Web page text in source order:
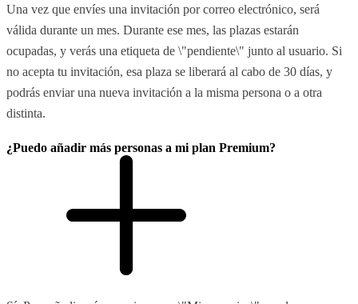
Una vez que envíes una invitación por correo electrónico, será
válida durante un mes. Durante ese mes, las plazas estarán
ocupadas, y verás una etiqueta de \"pendiente\" junto al usuario. Si
no acepta tu invitación, esa plaza se liberará al cabo de 30 días, y
podrás enviar una nueva invitación a la misma persona o a otra
distinta.
¿Puedo añadir más personas a mi plan Premium?